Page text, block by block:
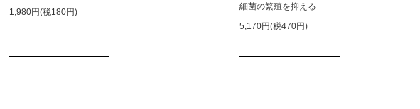
1,980円(税180円)
細菌の繁殖を抑える
5,170円(税470円)